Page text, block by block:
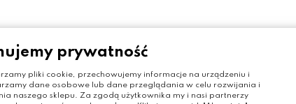
Moje konto
Moje konto
Zamówienia
Olga Grzyb STILO
ul. Gałczyńskiego 24
prywatność
pliki cookie, przechowujemy informacje na urządzeniu i
dane osobowe lub dane przeglądania w celu rozwijania i
naszego sklepu. Za zgodą użytkownika my i nasi partnerzy